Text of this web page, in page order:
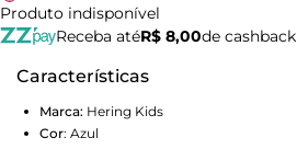
Produto indisponível
Receba atéR$ 8,00de cashback
Características
Marca: Hering Kids
Cor: Azul